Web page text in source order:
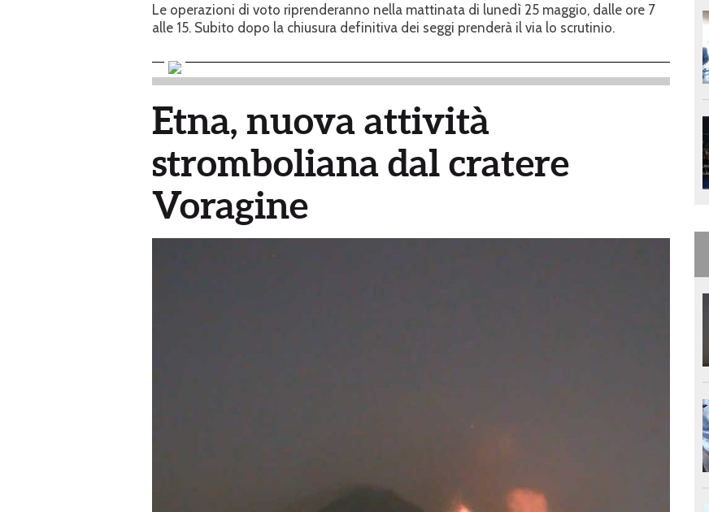
Le operazioni di voto riprenderanno nella mattinata di lunedì 25 maggio, dalle ore 7
alle 15. Subito dopo la chiusura definitiva dei seggi prenderà il via lo scrutinio.
Etna, nuova attività
stromboliana dal cratere
Voragine